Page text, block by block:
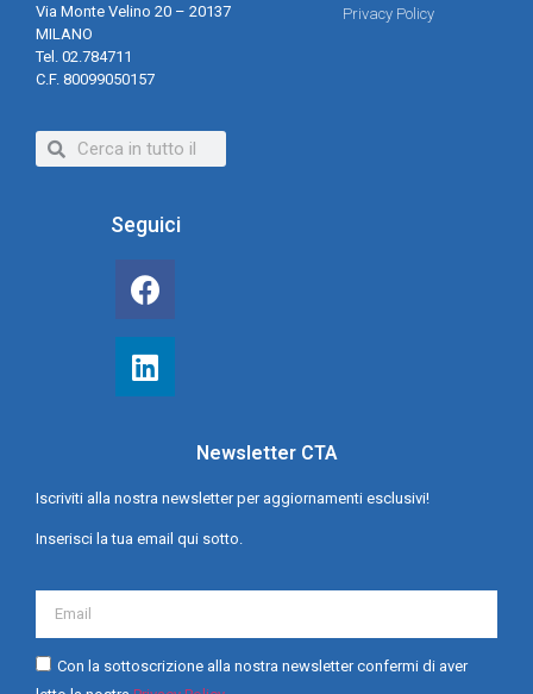
Via Monte Velino 20 – 20137
MILANO
Tel. 02.784711
C.F. 80099050157
Privacy Policy
Seguici
Newsletter CTA
Iscriviti alla nostra newsletter per aggiornamenti esclusivi!
Inserisci la tua email qui sotto.
Con la sottoscrizione alla nostra newsletter confermi di aver